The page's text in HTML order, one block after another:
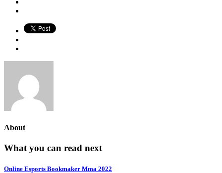
About
What you can read next
Online Esports Bookmaker Mma 2022